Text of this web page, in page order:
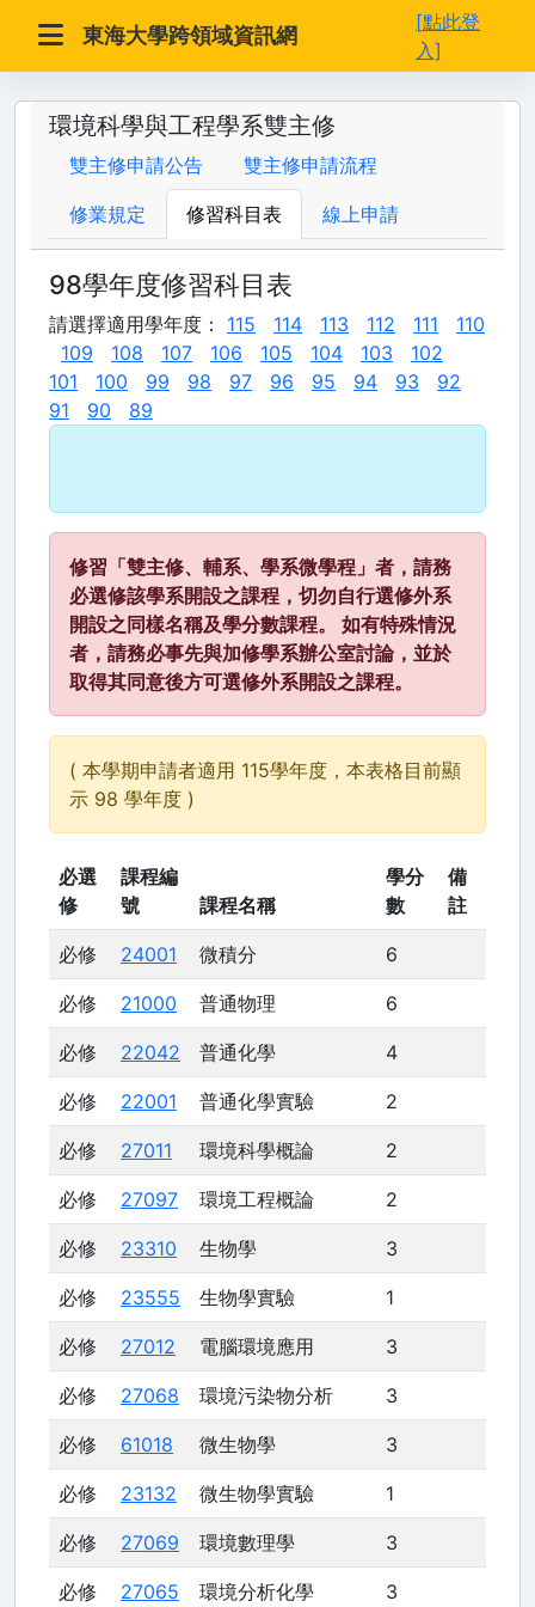
東海大學跨領域資訊網
[點此登
入]
環境科學與工程學系雙主修
雙主修申請公告 雙主修申請流程
修業規定 修習科目表 線上申請
98學年度修習科目表
請選擇適用學年度： 115 114 113 112 111
110
109
108 107 106 105 104 103
102
101
100 99 98 97 96 95 94 93
92
91
90 89
修習「雙主修、輔系、學系微學程」者，請務
必選修該學系開設之課程，切勿自行選修外系
開設之同樣名稱及學分數課程。 如有特殊情況
者，請務必事先與加修學系辦公室討論，並於
取得其同意後方可選修外系開設之課程。
( 本學期申請者適用 115學年度，本表格目前顯
示 98 學年度 )
必選
修
課程編
號
課程名稱
學分
數
備
註
必修 24001 微積分 6
必修 21000 普通物理 6
必修 22042 普通化學 4
必修 22001 普通化學實驗 2
必修 27011 環境科學概論 2
必修 27097 環境工程概論 2
必修 23310 生物學 3
必修 23555 生物學實驗 1
必修 27012 電腦環境應用 3
必修 27068 環境污染物分析 3
必修 61018 微生物學 3
必修 23132 微生物學實驗 1
必修 27069 環境數理學 3
必修 27065 環境分析化學 3